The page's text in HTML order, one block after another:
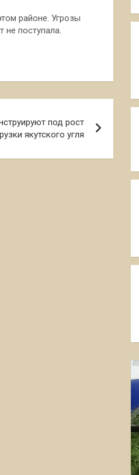
районе. Угрозы
поступала.
под рост
якутского угля